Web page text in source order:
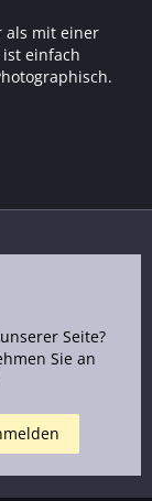
als mit einer
ist einfach
Seite?
Sie an